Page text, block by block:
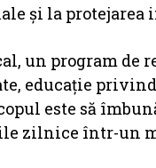
și la protejarea
un program de
educație
este să
zilnice într-un